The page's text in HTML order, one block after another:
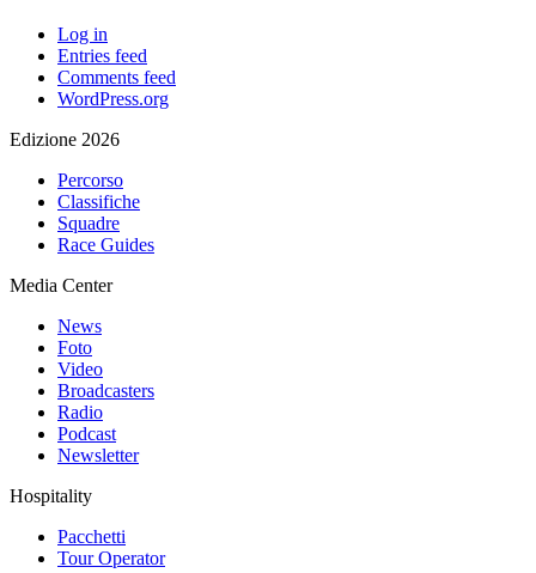
Log in
Entries feed
Comments feed
WordPress.org
Edizione 2026
Percorso
Classifiche
Squadre
Race Guides
Media Center
News
Foto
Video
Broadcasters
Radio
Podcast
Newsletter
Hospitality
Pacchetti
Tour Operator